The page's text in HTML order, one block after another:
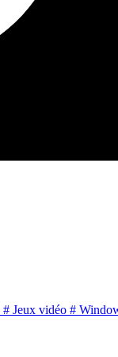
# Jeux vidéo #